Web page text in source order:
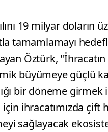
19 milyar doların
tamamlamayı
Öztürk,
büyümeye güçlü
bir döneme girmek
ihracatımızda çift
sağlayacak